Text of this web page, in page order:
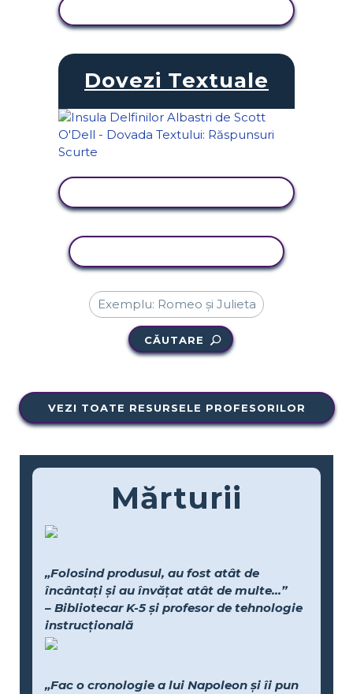
Dovezi Textuale
CĂUTARE
VEZI TOATE RESURSELE PROFESORILOR
Mărturii
„Folosind produsul, au fost atât de
încântați și au învățat atât de multe...”
– Bibliotecar K-5 și profesor de tehnologie
instrucțională
„Fac o cronologie a lui Napoleon și îi pun